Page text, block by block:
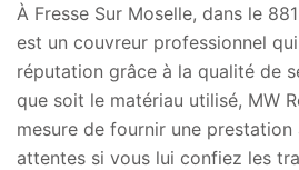
À Fresse Sur Moselle, dans le
est un couvreur professionnel
réputation grâce à la qualité de
que soit le matériau utilisé, MW
mesure de fournir une
attentes si vous lui confiez les